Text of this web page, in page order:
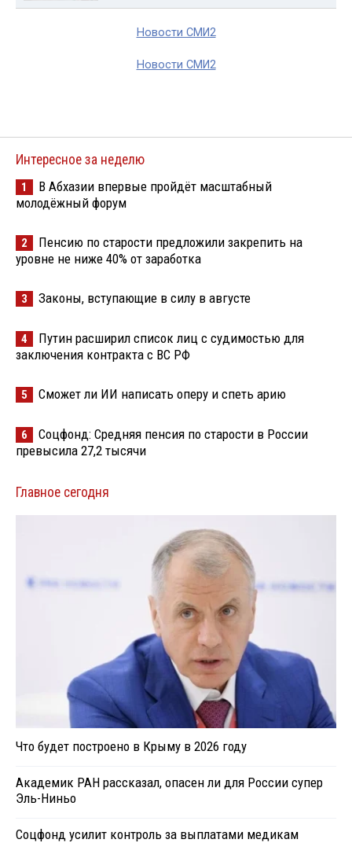
Новости СМИ2
Новости СМИ2
Интересное за неделю
1
В Абхазии впервые пройдёт масштабный
молодёжный форум
2
Пенсию по старости предложили закрепить на
уровне не ниже 40% от заработка
3 Законы, вступающие в силу в августе
4
Путин расширил список лиц с судимостью для
заключения контракта с ВС РФ
5 Сможет ли ИИ написать оперу и спеть арию
6
Соцфонд: Средняя пенсия по старости в России
превысила 27,2 тысячи
Главное сегодня
Что будет построено в Крыму в 2026 году
Академик РАН рассказал, опасен ли для России супер
Эль-Ниньо
Соцфонд усилит контроль за выплатами медикам